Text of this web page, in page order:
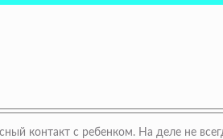
контакт с ребенком. На деле не